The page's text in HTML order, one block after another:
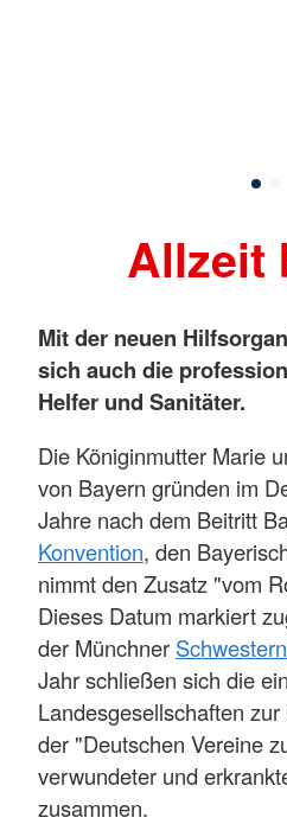
Allzeit
Mit der neuen
sich auch die
Helfer und Sanitäter.
Die Königinmutter Marie
von Bayern gründen im
Jahre nach dem Beitritt
Konvention, den
nimmt den Zusatz "vom
Dieses Datum markiert
der Münchner
Jahr schließen sich die
Landesgesellschaften
der "Deutschen Vereine
verwundeter und
zusammen.